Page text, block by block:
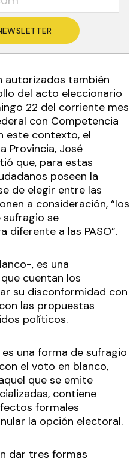
autorizados también
del acto eleccionario
22 del corriente mes
con Competencia
este contexto, el
Provincia, José
que, para estas
poseen la
de elegir entre las
a consideración, “los
se
diferente a las PASO”.
, es una
cuentan los
su disconformidad con
las propuestas
políticos.
una forma de sufragio
el voto en blanco,
que se emite
contiene
formales
la opción electoral.
dar tres formas